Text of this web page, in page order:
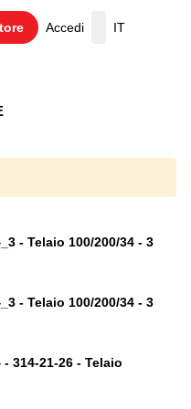
Accedi
Carrello
IT
- Telaio 100/200/34 - 3
- Telaio 100/200/34 - 3
- 314-21-26 - Telaio